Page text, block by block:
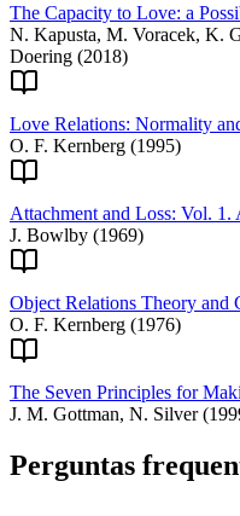
The Capacity to Love: a
N. Kapusta, M. Voracek, K.
Doering (2018)
Love Relations: Normality
O. F. Kernberg (1995)
Attachment and Loss: Vol. 1.
J. Bowlby (1969)
Object Relations Theory and
O. F. Kernberg (1976)
The Seven Principles for
J. M. Gottman, N. Silver(
Perguntas